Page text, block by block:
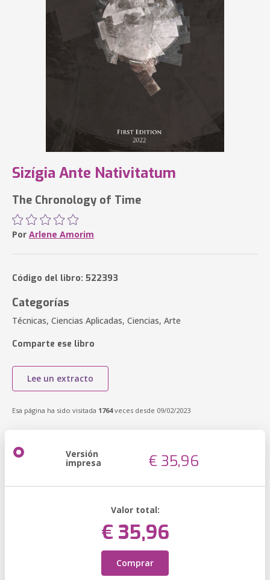
Sizígia Ante Nativitatum
The Chronology of Time
Por Arlene Amorim
Código del libro: 522393
Categorías
Técnicas, Ciencias Aplicadas, Ciencias, Arte
Comparte ese libro
Lee un extracto
Esa página ha sido visitada 1764veces desde 09/02/2023
Versión
impresa € 35,96
Valor total:
€ 35,96
Comprar